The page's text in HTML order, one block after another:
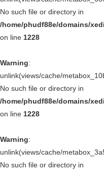
No such file or directory in
/home/phudf88e/domains/
on line 1228
Warning:
unlink(views/cache/
No such file or directory in
/home/phudf88e/domains/
on line 1228
Warning:
unlink(views/cache/
No such file or directory in